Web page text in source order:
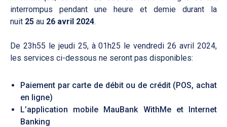
interrompus pendant une heure et demie durant la
nuit 25 au 26 avril 2024.
De 23h55 le jeudi 25, à 01h25 le vendredi 26 avril 2024,
les services ci-dessous ne seront pas disponibles:
Paiement par carte de débit ou de crédit (POS, achat
en ligne)
L’application mobile MauBank WithMe et Internet
Banking